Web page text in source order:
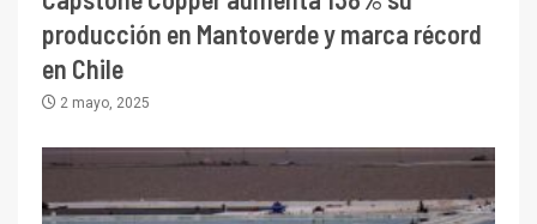
producción en Mantoverde y marca récord
en Chile
2 mayo, 2025
3 I+D